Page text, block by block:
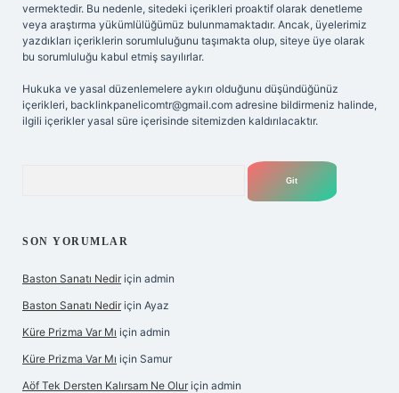
vermektedir. Bu nedenle, sitedeki içerikleri proaktif olarak denetleme
veya araştırma yükümlülüğümüz bulunmamaktadır. Ancak, üyelerimiz
yazdıkları içeriklerin sorumluluğunu taşımakta olup, siteye üye olarak
bu sorumluluğu kabul etmiş sayılırlar.
Hukuka ve yasal düzenlemelere aykırı olduğunu düşündüğünüz
içerikleri, backlinkpanelicomtr@gmail.com adresine bildirmeniz halinde,
ilgili içerikler yasal süre içerisinde sitemizden kaldırılacaktır.
SON YORUMLAR
Baston Sanatı Nedir için admin
Baston Sanatı Nedir için Ayaz
Küre Prizma Var Mı için admin
Küre Prizma Var Mı için Samur
Aöf Tek Dersten Kalırsam Ne Olur için admin